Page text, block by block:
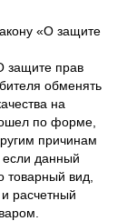
«О защите
защите прав
обменять
на
по форме,
причинам
если данный
товарный вид,
расчетный